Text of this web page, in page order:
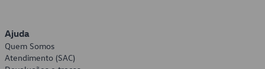
Ajuda
Quem Somos
Atendimento (SAC)